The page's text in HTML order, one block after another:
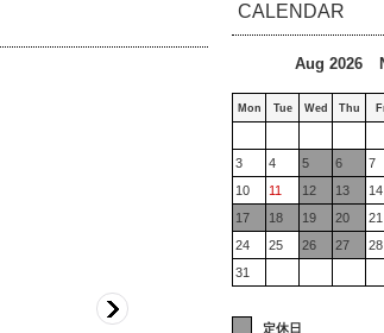
CALENDAR
Aug 2026
Mon Tue Wed Thu
3
4 5 6 7
10
11 12 13 14
17
18 19 20 21
24
25 26 27 28
31
定休日